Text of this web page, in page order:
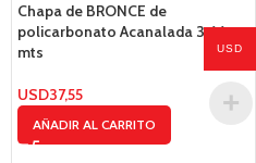
Chapa de BRONCE de
policarbonato Acanalada 3.66
mts
USD37,55
AÑADIR AL CARRITO
USD